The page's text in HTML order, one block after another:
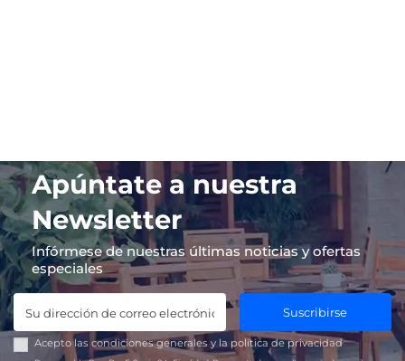
Apúntate a nuestra
Newsletter
Infórmese de nuestras últimas noticias y ofertas
especiales
Suscribirse
Acepto las condiciones generales y lapolítica de privacidad